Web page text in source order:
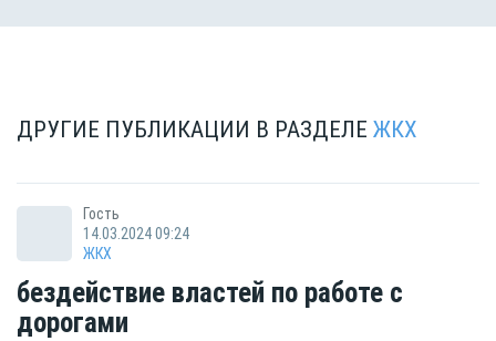
ДРУГИЕ ПУБЛИКАЦИИ В РАЗДЕЛЕ ЖКХ
Гость
14.03.2024 09:24
ЖКХ
бездействие властей по работе с
дорогами